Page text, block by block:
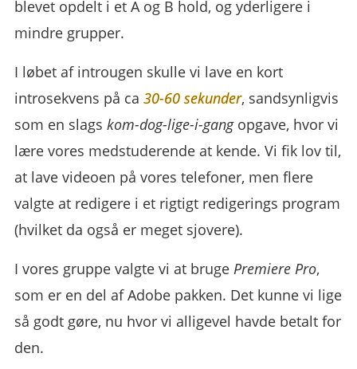
blevet opdelt i et A og B hold, og yderligere i
mindre grupper.
I løbet af introugen skulle vi lave en kort
introsekvens på ca30-60 sekunder, sandsynligvis
som en slagskom-dog-lige-i-gangopgave, hvor vi
lære vores medstuderende at kende. Vi fik lov til,
at lave videoen på vores telefoner, men flere
valgte at redigere i et rigtigt redigerings program
(hvilket da også er meget sjovere).
I vores gruppe valgte vi at brugePremiere Pro,
som er en del af Adobe pakken. Det kunne vi lige
så godt gøre, nu hvor vi alligevel havde betalt for
den.